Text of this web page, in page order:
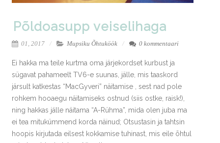
Põldoasupp veiselihaga
01, 2017 Mupsiku Õhtuköök 0 kommentaari
Ei hakka ma teile kurtma oma järjekordset kurbust ja
sügavat pahameelt TV6-e suunas, jälle, mis taaskord
järsult katkestas “MacGyveri” näitamise , sest nad pole
rohkem hooaegu näitamiseks ostnud (siis ostke, raisk!),
ning hakkas jälle näitama “A-Rühma”, mida olen juba ma
ei tea mitukümmend korda näinud; Otsustasin ja tahtsin
hoopis kirjutada eilsest kokkamise tuhinast, mis eile õhtul